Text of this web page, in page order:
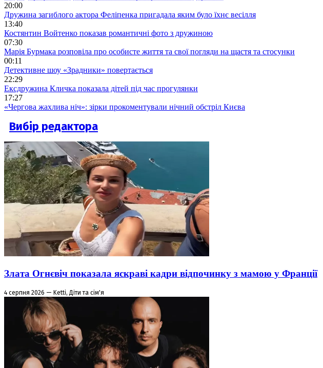
20:00
Дружина загиблого актора Феліпенка пригадала яким було їхнє весілля
13:40
Костянтин Войтенко показав романтичні фото з дружиною
07:30
Марія Бурмака розповіла про особисте життя та свої погляди на щастя та стосунки
00:11
Детективне шоу «Зрадники» повертається
22:29
Ексдружина Кличка показала дітей під час прогулянки
17:27
«Чергова жахлива ніч»: зірки прокоментували нічний обстріл Києва
Вибір редактора
Злата Огнєвіч показала яскраві кадри відпочинку з мамою у Франції
4 серпня 2026 — Ketti, Діти та сім'я